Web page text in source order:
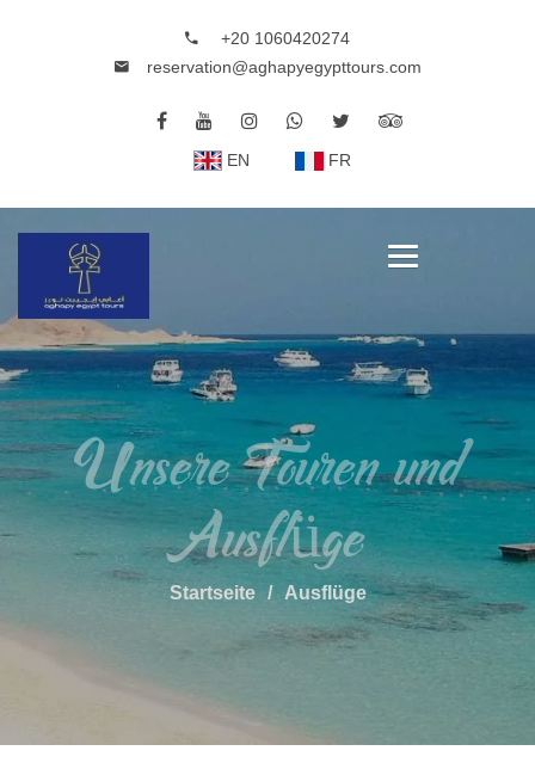
+20 1060420274
reservation@aghapyegypttours.com
EN FR
Unsere Touren und
Ausflüge
Startseite Ausflüge